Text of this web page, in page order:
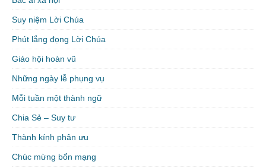
Suy niệm Lời Chúa
Phút lắng đọng Lời Chúa
Giáo hội hoàn vũ
Những ngày lễ phụng vụ
Mỗi tuần một thành ngữ
Chia Sẻ – Suy tư
Thành kính phân ưu
Chúc mừng bổn mạng